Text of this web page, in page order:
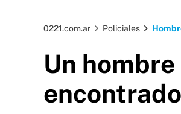
0221.com.ar Policiales
Un